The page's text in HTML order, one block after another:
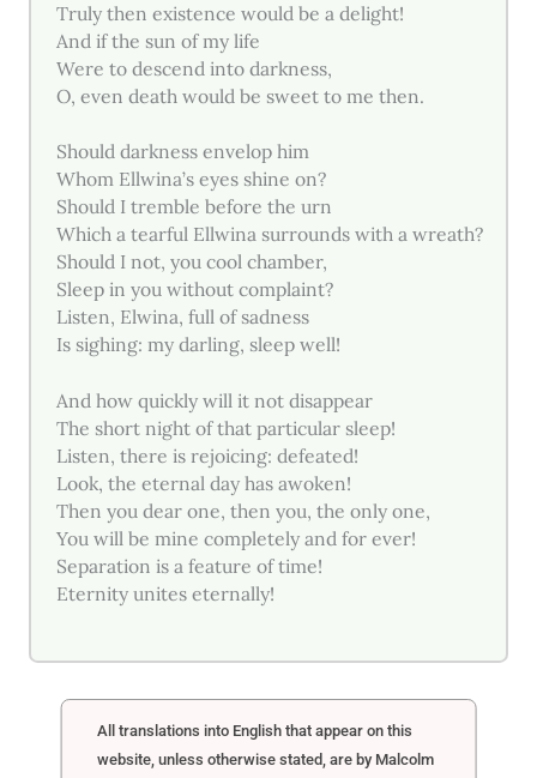
Truly then existence would be a delight!
And if the sun of my life
Were to descend into darkness,
O, even death would be sweet to me then.
Should darkness envelop him
Whom Ellwina’s eyes shine on?
Should I tremble before the urn
Which a tearful Ellwina surrounds with a wreath?
Should I not, you cool chamber,
Sleep in you without complaint?
Listen, Elwina, full of sadness
Is sighing: my darling, sleep well!
And how quickly will it not disappear
The short night of that particular sleep!
Listen, there is rejoicing: defeated!
Look, the eternal day has awoken!
Then you dear one, then you, the only one,
You will be mine completely and for ever!
Separation is a feature of time!
Eternity unites eternally!
All translations into English that appear on this
website, unless otherwise stated, are by Malcolm